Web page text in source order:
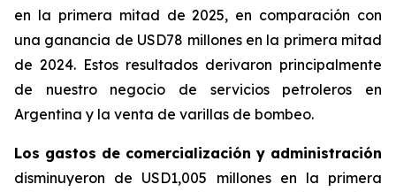
en la primera mitad de 2025, en comparación con
una ganancia de USD78 millones en la primera mitad
de 2024. Estos resultados derivaron principalmente
de nuestro negocio de servicios petroleros en
Argentina y la venta de varillas de bombeo.
Los gastos de comercialización y administración
disminuyeron de USD1,005 millones en la primera